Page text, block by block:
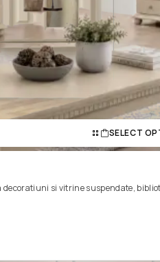
SELECT
decoratiuni si vitrine suspendate,